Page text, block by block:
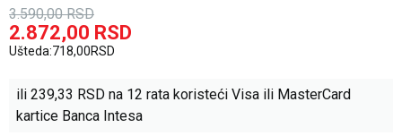
3.590,00 RSD
2.872,00 RSD
Ušteda:718,00RSD
ili 239,33 RSD na 12 rata koristeći Visa ili MasterCard
kartice Banca Intesa